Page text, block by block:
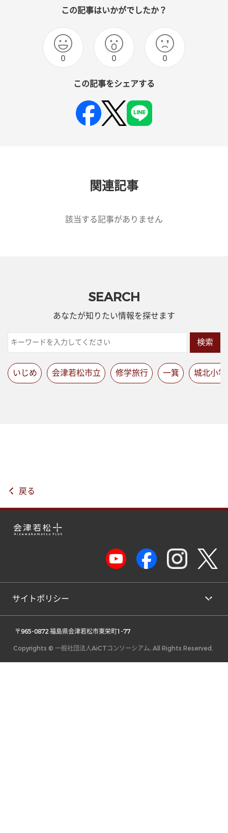
この記事はいかがでしたか？
0 0 0
この記事をシェアする
関連記事
該当する記事がありません
SEARCH
あなたが知りたい情報を探せます
検索
いじめ 会津若松市立 修学旅行 一箕 城北小
戻る
サイトポリシー
〒965-0872 福島県会津若松市東栄町1-77
Copyrights © 一般社団法人AiCTコンソーシアム, All Rights Reserved.